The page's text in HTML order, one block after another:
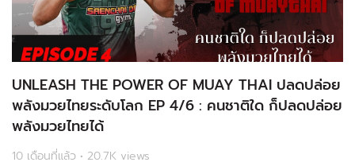
UNLEASH THE POWER OF MUAY THAI ปลดปล่อย
พลังมวยไทยระดับโลก EP 4/6 : คนชาติใด ก็ปลดปล่อย
พลังมวยไทยได้
10 เดือนที่แล้ว • 20.7K views